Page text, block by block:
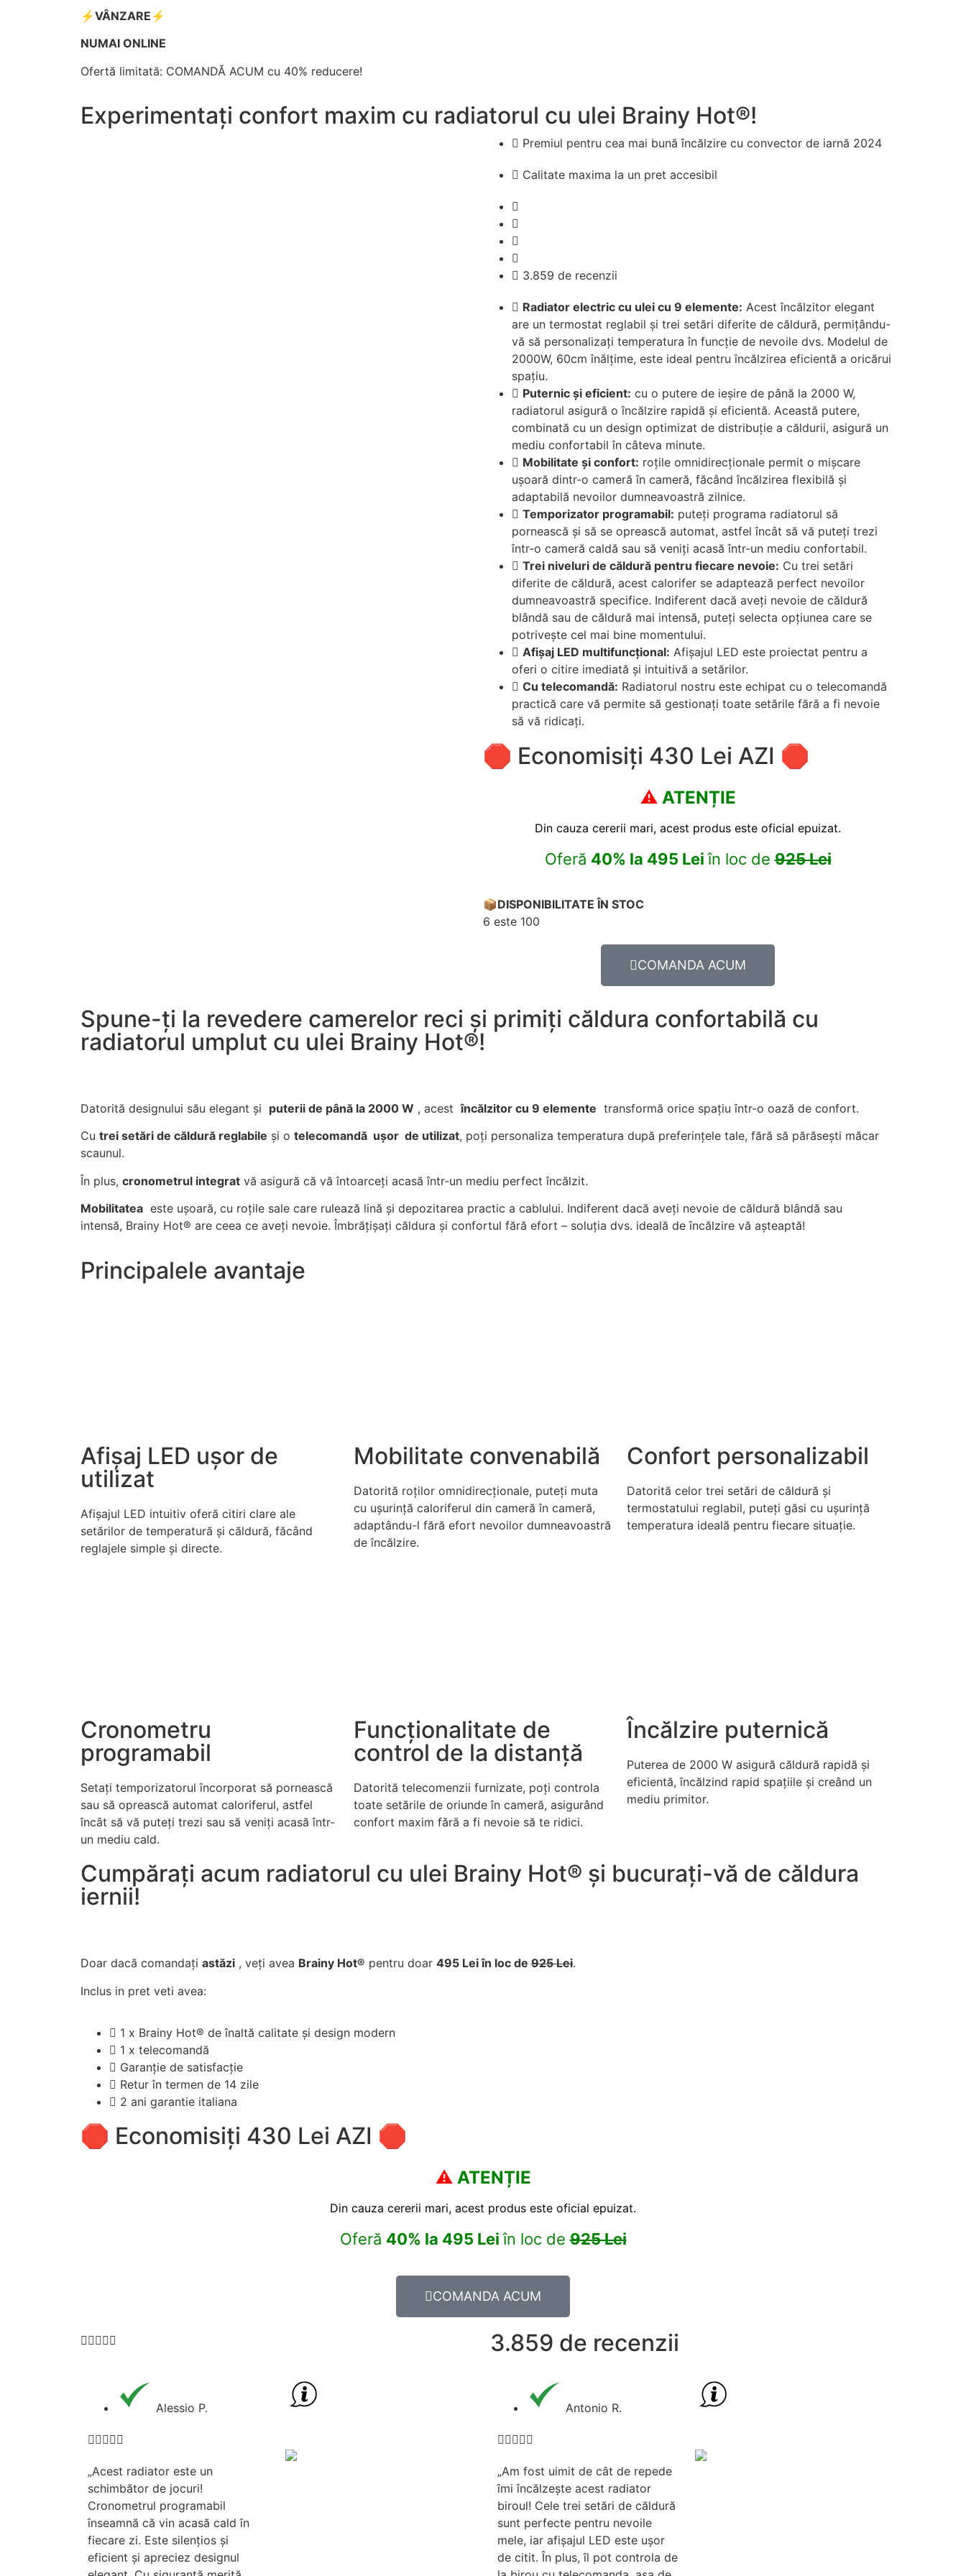
⚡️VÂNZARE⚡️
NUMAI ONLINE
Ofertă limitată: COMANDĂ ACUM cu 40% reducere!
Experimentați confort maxim cu radiatorul cu ulei Brainy Hot®️!
Premiul pentru cea mai bună încălzire cu convector de iarnă 2024
Calitate maxima la un pret accesibil
3.859 de recenzii
Radiator electric cu ulei cu 9 elemente: Acest încălzitor elegant
are un termostat reglabil și trei setări diferite de căldură, permițându-
vă să personalizați temperatura în funcție de nevoile dvs. Modelul de
2000W, 60cm înălțime, este ideal pentru încălzirea eficientă a oricărui
spațiu.
Puternic și eficient: cu o putere de ieșire de până la 2000 W,
radiatorul asigură o încălzire rapidă și eficientă. Această putere,
combinată cu un design optimizat de distribuție a căldurii, asigură un
mediu confortabil în câteva minute.
Mobilitate și confort: roțile omnidirecționale permit o mișcare
ușoară dintr-o cameră în cameră, făcând încălzirea flexibilă și
adaptabilă nevoilor dumneavoastră zilnice.
Temporizator programabil: puteți programa radiatorul să
pornească și să se oprească automat, astfel încât să vă puteți trezi
într-o cameră caldă sau să veniți acasă într-un mediu confortabil.
Trei niveluri de căldură pentru fiecare nevoie: Cu trei setări
diferite de căldură, acest calorifer se adaptează perfect nevoilor
dumneavoastră specifice. Indiferent dacă aveți nevoie de căldură
blândă sau de căldură mai intensă, puteți selecta opțiunea care se
potrivește cel mai bine momentului.
Afișaj LED multifuncțional: Afișajul LED este proiectat pentru a
oferi o citire imediată și intuitivă a setărilor.
Cu telecomandă: Radiatorul nostru este echipat cu o telecomandă
practică care vă permite să gestionați toate setările fără a fi nevoie
să vă ridicați.
🛑 Economisiți 430 Lei AZI 🛑
⚠️ ATENȚIE
Din cauza cererii mari, acest produs este oficial epuizat.
Oferă 40% la 495 Leiîn loc de925 Lei
📦DISPONIBILITATE ÎN STOC
6 este 100
COMANDA ACUM
Spune-ți la revedere camerelor reci și primiți căldura confortabilă cu
radiatorul umplut cu ulei Brainy Hot®️!
Datorită designului său elegant și puterii de până la 2000 W , acestîncălzitor cu 9 elemente transformă orice spațiu într-o oază de confort.
Cu trei setări de căldură reglabile și o telecomandă ușor de utilizat, poți personaliza temperatura după preferințele tale, fără să părăsești măcar
scaunul.
În plus, cronometrul integrat vă asigură că vă întoarceți acasă într-un mediu perfect încălzit.
Mobilitatea este ușoară, cu roțile sale care rulează lină și depozitarea practic a cablului. Indiferent dacă aveți nevoie de căldură blândă sau
intensă, Brainy Hot®️ are ceea ce aveți nevoie. Îmbrățișați căldura și confortul fără efort – soluția dvs. ideală de încălzire vă așteaptă!
Principalele avantaje
Afișaj LED ușor de
utilizat
Afișajul LED intuitiv oferă citiri clare ale
setărilor de temperatură și căldură, făcând
reglajele simple și directe.
Mobilitate convenabilă
Datorită roților omnidirecționale, puteți muta
cu ușurință caloriferul din cameră în cameră,
adaptându-l fără efort nevoilor dumneavoastră
de încălzire.
Confort personalizabil
Datorită celor trei setări de căldură și
termostatului reglabil, puteți găsi cu ușurință
temperatura ideală pentru fiecare situație.
Cronometru
programabil
Setați temporizatorul încorporat să pornească
sau să oprească automat caloriferul, astfel
încât să vă puteți trezi sau să veniți acasă într-
un mediu cald.
Funcționalitate de
control de la distanță
Datorită telecomenzii furnizate, poți controla
toate setările de oriunde în cameră, asigurând
confort maxim fără a fi nevoie să te ridici.
Încălzire puternică
Puterea de 2000 W asigură căldură rapidă și
eficientă, încălzind rapid spațiile și creând un
mediu primitor.
Cumpărați acum radiatorul cu ulei Brainy Hot®️ și bucurați-vă de căldura
iernii!
Doar dacă comandați astăzi , veți avea Brainy Hot®️ pentru doar 495 Lei în loc de 925 Lei.
Inclus in pret veti avea:
1 x Brainy Hot® de înaltă calitate și design modern
1 x telecomandă
Garanție de satisfacție
Retur în termen de 14 zile
2 ani garantie italiana
🛑 Economisiți 430 Lei AZI 🛑
⚠️ ATENȚIE
Din cauza cererii mari, acest produs este oficial epuizat.
Oferă 40% la 495 Leiîn loc de925 Lei
COMANDA ACUM
 3.859 de recenzii
Alessio P.

„Acest radiator este un
schimbător de jocuri!
Cronometrul programabil
înseamnă că vin acasă cald în
fiecare zi. Este silențios și
eficient și apreciez designul
Antonio R.

„Am fost uimit de cât de repede
îmi încălzește acest radiator
biroul! Cele trei setări de căldură
sunt perfecte pentru nevoile
mele, iar afișajul LED este ușor
de citit. În plus, îl pot controla de